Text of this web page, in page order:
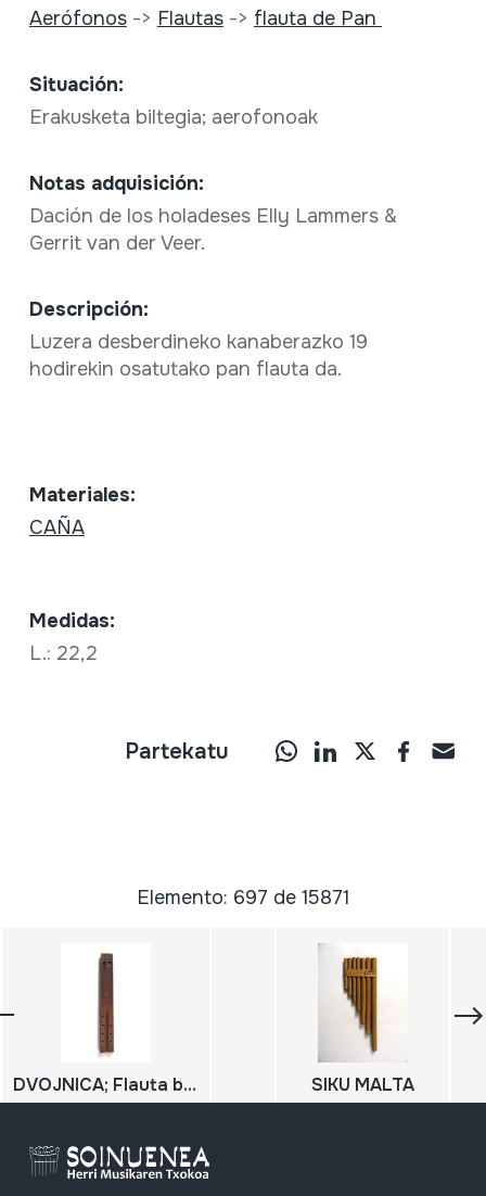
Aerófonos-> Flautas-> flauta de Pan
Situación:
Erakusketa biltegia; aerofonoak
Notas adquisición:
Dación de los holadeses Elly Lammers &
Gerrit van der Veer.
Descripción:
Luzera desberdineko kanaberazko 19
hodirekin osatutako pan flauta da.
Materiales:
CAÑA
Medidas:
L.: 22,2
Partekatu
Elemento: 697 de 15871
DVOJNICA; Flauta bikoitza SIKU MALTA